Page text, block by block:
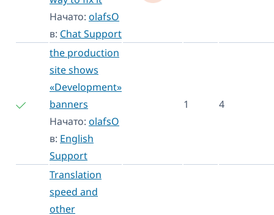
Начато: olafsO
в: Chat Support
the production
site shows
«Development»
banners
Начато: olafsO
в: English
Support
1 4
Translation
speed and
other